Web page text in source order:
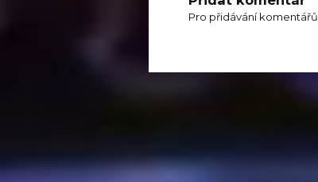
Pro přidávání